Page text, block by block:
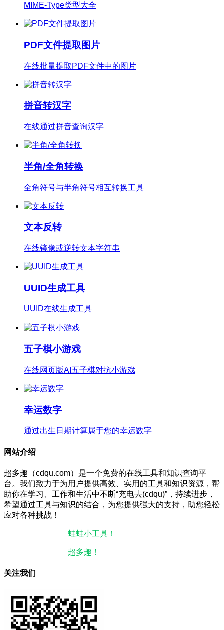
MIME-Type类型大全
PDF文件提取图片
在线批量提取PDF文件中的图片
拼音转汉字
在线通过拼音查询汉字
半角/全角转换
全角符号与半角符号相互转换工具
文本反转
在线镜像或逆转文本字符串
UUID生成工具
UUID在线生成工具
五子棋小游戏
在线网页版AI五子棋对抗小游戏
幸运数字
通过出生日期计算属于您的幸运数字
网站介绍
超多趣（cdqu.com）是一个免费的在线工具和知识查询平
台。我们致力于为用户提供高效、实用的工具和知识资源，帮
助你在学习、工作和生活中不断“充电去(cdqu)”，持续进步，
希望通过工具与知识的结合，为您提供强大的支持，助您轻松
应对各种挑战！
蛙蛙小工具！
超多趣！
关注我们